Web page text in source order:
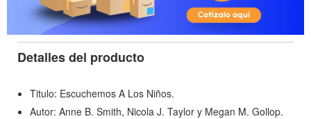
Detalles del producto
Titulo: Escuchemos A Los Niños.
Autor: Anne B. Smith, Nicola J. Taylor y Megan M. Gollop.